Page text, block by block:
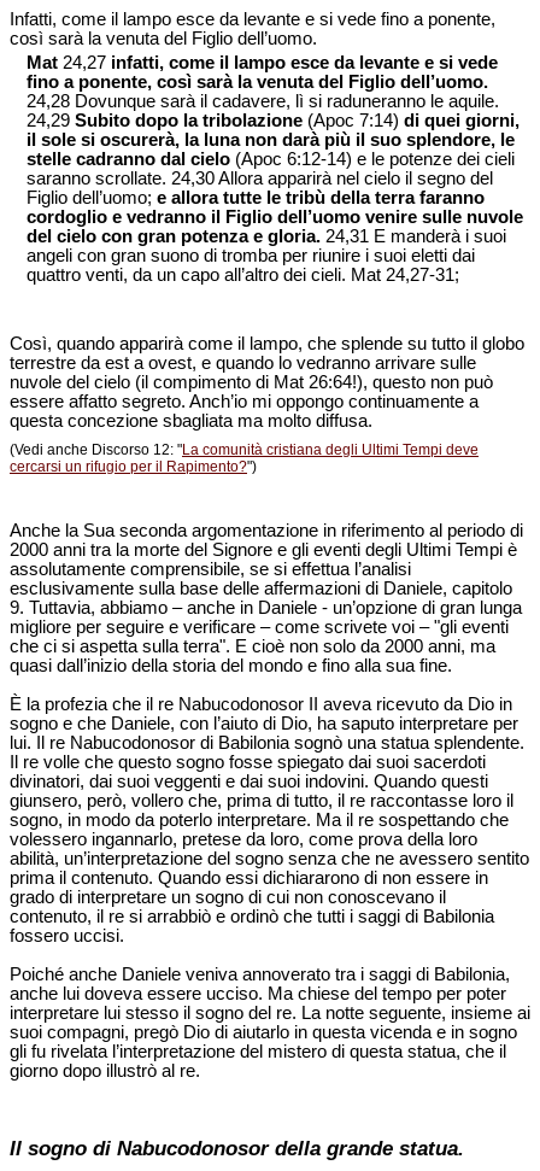
Infatti, come il lampo esce da levante e si vede fino a ponente,
così sarà la venuta del Figlio dell’uomo.
Mat 24,27 infatti, come il lampo esce da levante e si vede
fino a ponente, così sarà la venuta del Figlio dell’uomo.
24,28 Dovunque sarà il cadavere, lì si raduneranno le aquile.
24,29 Subito dopo la tribolazione (Apoc 7:14) di quei giorni,
il sole si oscurerà, la luna non darà più il suo splendore, le
stelle cadranno dal cielo (Apoc 6:12-14) e le potenze dei cieli
saranno scrollate. 24,30 Allora apparirà nel cielo il segno del
Figlio dell’uomo; e allora tutte le tribù della terra faranno
cordoglio e vedranno il Figlio dell’uomo venire sulle nuvole
del cielo con gran potenza e gloria. 24,31 E manderà i suoi
angeli con gran suono di tromba per riunire i suoi eletti dai
quattro venti, da un capo all’altro dei cieli. Mat 24,27-31;
Così, quando apparirà come il lampo, che splende su tutto il globo
terrestre da est a ovest, e quando lo vedranno arrivare sulle
nuvole del cielo (il compimento di Mat 26:64!), questo non può
essere affatto segreto. Anch’io mi oppongo continuamente a
questa concezione sbagliata ma molto diffusa.
(Vedi anche Discorso 12: "La comunità cristiana degli Ultimi Tempi deve
cercarsi un rifugio per il Rapimento?")
Anche la Sua seconda argomentazione in riferimento al periodo di
2000 anni tra la morte del Signore e gli eventi degli Ultimi Tempi è
assolutamente comprensibile, se si effettua l’analisi
esclusivamente sulla base delle affermazioni di Daniele, capitolo
9. Tuttavia, abbiamo – anche in Daniele - un’opzione di gran lunga
migliore per seguire e verificare – come scrivete voi – "gli eventi
che ci si aspetta sulla terra". E cioè non solo da 2000 anni, ma
quasi dall’inizio della storia del mondo e fino alla sua fine.
È la profezia che il re Nabucodonosor II aveva ricevuto da Dio in
sogno e che Daniele, con l’aiuto di Dio, ha saputo interpretare per
lui. Il re Nabucodonosor di Babilonia sognò una statua splendente.
Il re volle che questo sogno fosse spiegato dai suoi sacerdoti
divinatori, dai suoi veggenti e dai suoi indovini. Quando questi
giunsero, però, vollero che, prima di tutto, il re raccontasse loro il
sogno, in modo da poterlo interpretare. Ma il re sospettando che
volessero ingannarlo, pretese da loro, come prova della loro
abilità, un’interpretazione del sogno senza che ne avessero sentito
prima il contenuto. Quando essi dichiararono di non essere in
grado di interpretare un sogno di cui non conoscevano il
contenuto, il re si arrabbiò e ordinò che tutti i saggi di Babilonia
fossero uccisi.
Poiché anche Daniele veniva annoverato tra i saggi di Babilonia,
anche lui doveva essere ucciso. Ma chiese del tempo per poter
interpretare lui stesso il sogno del re. La notte seguente, insieme ai
suoi compagni, pregò Dio di aiutarlo in questa vicenda e in sogno
gli fu rivelata l’interpretazione del mistero di questa statua, che il
giorno dopo illustrò al re.
Il sogno di Nabucodonosor della grande statua.